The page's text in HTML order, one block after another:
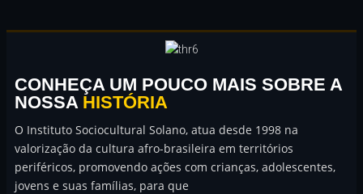
CONHEÇA UM POUCO MAIS SOBRE A
NOSSA HISTÓRIA
O Instituto Sociocultural Solano, atua desde 1998 na
valorização da cultura afro-brasileira em territórios
periféricos, promovendo ações com crianças, adolescentes,
jovens e suas famílias, para que